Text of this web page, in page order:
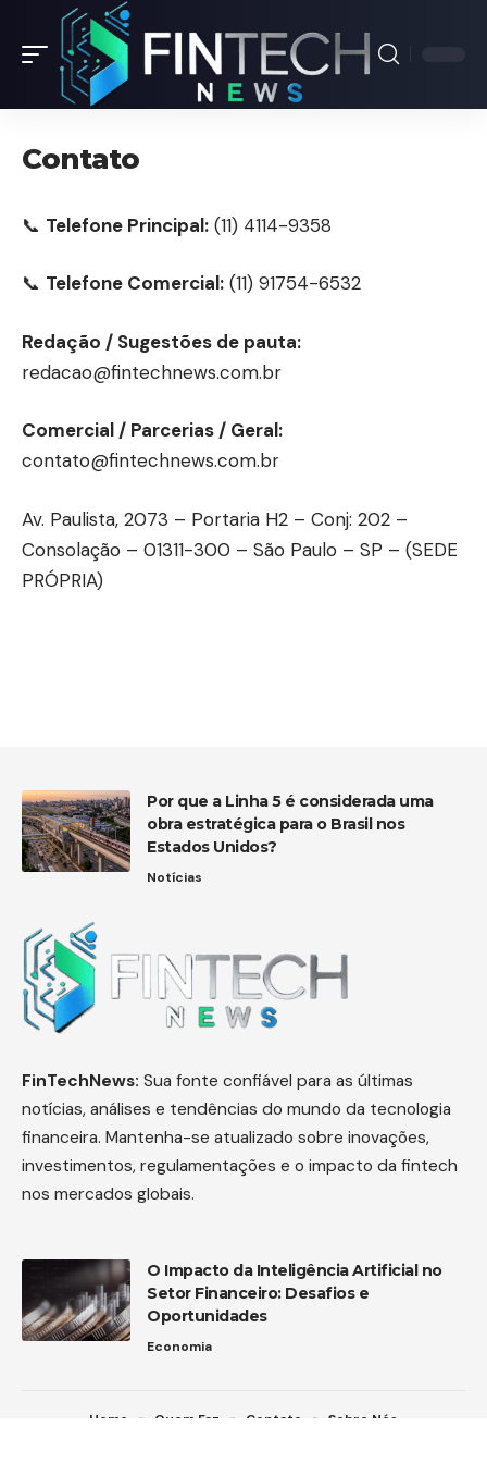
Contato
📞 Telefone Principal: (11) 4114-9358
📞 Telefone Comercial: (11) 91754-6532
Redação / Sugestões de pauta:
redacao@fintechnews.com.br
Comercial / Parcerias / Geral:
contato@fintechnews.com.br
Av. Paulista, 2073 – Portaria H2 – Conj: 202 –
Consolação – 01311-300 – São Paulo – SP – (SEDE
PRÓPRIA)
Por que a Linha 5 é considerada uma
obra estratégica para o Brasil nos
Estados Unidos?
Notícias
FinTechNews: Sua fonte confiável para as últimas
notícias, análises e tendências do mundo da tecnologia
financeira. Mantenha-se atualizado sobre inovações,
investimentos, regulamentações e o impacto da fintech
nos mercados globais.
O Impacto da Inteligência Artificial no
Setor Financeiro: Desafios e
Oportunidades
Economia
Home Quem Faz Contato Sobre Nós